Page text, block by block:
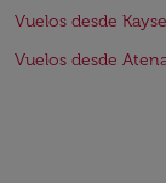
Vuelos desde
Vuelos desde